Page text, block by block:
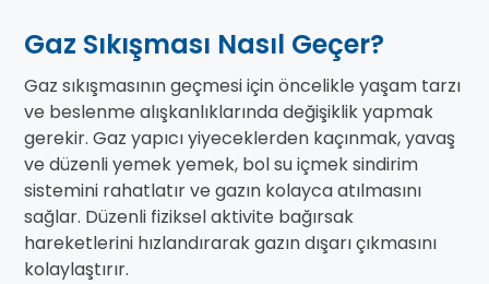
Gaz Sıkışması Nasıl Geçer?
Gaz sıkışmasının geçmesi için öncelikle yaşam tarzı
ve beslenme alışkanlıklarında değişiklik yapmak
gerekir. Gaz yapıcı yiyeceklerden kaçınmak, yavaş
ve düzenli yemek yemek, bol su içmek sindirim
sistemini rahatlatır ve gazın kolayca atılmasını
sağlar. Düzenli fiziksel aktivite bağırsak
hareketlerini hızlandırarak gazın dışarı çıkmasını
kolaylaştırır.